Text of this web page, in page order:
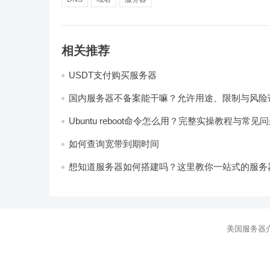
相关推荐
USDT支付购买服务器
国内服务器不备案能干嘛？允许用途、限制与风险
Ubuntu reboot命令怎么用？完整实操教程与常见
如何查询宽带到期时间
想知道服务器如何搭建吗？这里教你一站式的服务
美国服务器